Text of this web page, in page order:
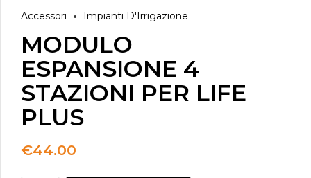
Accessori Impianti D'Irrigazione
MODULO
ESPANSIONE 4
STAZIONI PER LIFE
PLUS
€44.00